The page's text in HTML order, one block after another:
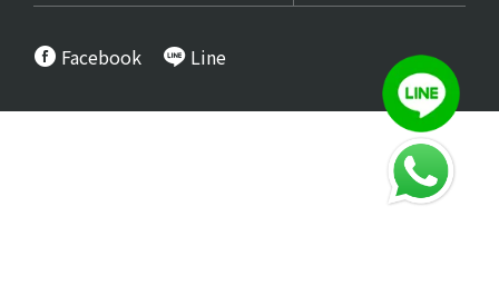
Facebook Line